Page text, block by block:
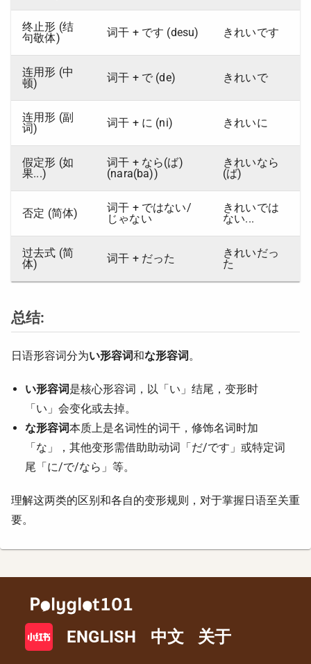
终止形 (结
句敬体)
词干 + です (desu) きれいです
连用形 (中
顿)
词干 + で (de) きれいで
连用形 (副
词)
词干 + に (ni) きれいに
假定形 (如
果...)
词干 + なら(ば)
(nara(ba))
きれいなら
(ば)
否定 (简体)
词干 + ではない/
じゃない
きれいでは
ない...
过去式 (简
体)
词干 + だった
きれいだっ
た
总结:
日语形容词分为い形容词和な形容词。
い形容词是核心形容词，以「い」结尾，变形时
「い」会变化或去掉。
な形容词本质上是名词性的词干，修饰名词时加
「な」，其他变形需借助助动词「だ/です」或特定词
尾「に/で/なら」等。
理解这两类的区别和各自的变形规则，对于掌握日语至关重
要。
ENGLISH 中文 关于